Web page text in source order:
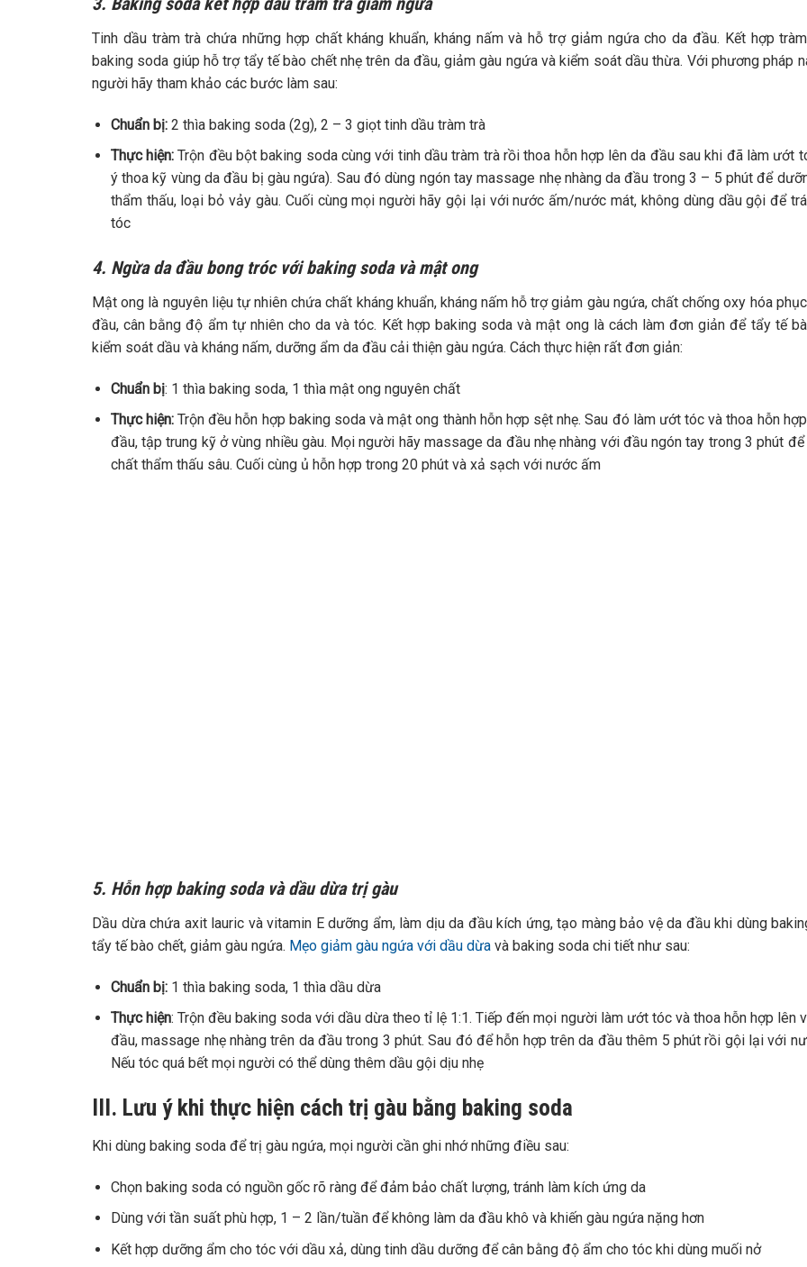
Tinh dầu tràm trà chứa những hợp chất kháng khuẩn, kháng nấm và hỗ trợ giảm ngứa cho da đầu. Kết hợp
baking soda giúp hỗ trợ tẩy tế bào chết nhẹ trên da đầu, giảm gàu ngứa và kiểm soát dầu thừa. Với phương pháp
người hãy tham khảo các bước làm sau:
Chuẩn bị: 2 thìa baking soda (2g), 2 – 3 giọt tinh dầu tràm trà
Thực hiện:Trộn đều bột baking soda cùng với tinh dầu tràm trà rồi thoa hỗn hợp lên da đầu sau khi đã làm ướt
ý thoa kỹ vùng da đầu bị gàu ngứa). Sau đó dùng ngón tay massage nhẹ nhàng da đầu trong 3 – 5 phút để
thẩm thấu, loại bỏ vảy gàu. Cuối cùng mọi người hãy gội lại với nước ấm/nước mát, không dùng dầu gội để
tóc
4. Ngừa da đầu bong tróc với baking soda và mật ong
Mật ong là nguyên liệu tự nhiên chứa chất kháng khuẩn, kháng nấm hỗ trợ giảm gàu ngứa, chất chống oxy hóa
đầu, cân bằng độ ẩm tự nhiên cho da và tóc. Kết hợp baking soda và mật ong là cách làm đơn giản để tẩy tế
kiểm soát dầu và kháng nấm, dưỡng ẩm da đầu cải thiện gàu ngứa. Cách thực hiện rất đơn giản:
Chuẩn bị: 1 thìa baking soda, 1 thìa mật ong nguyên chất
Thực hiện:Trộn đều hỗn hợp baking soda và mật ong thành hỗn hợp sệt nhẹ. Sau đó làm ướt tóc và thoa hỗn
đầu, tập trung kỹ ở vùng nhiều gàu. Mọi người hãy massage da đầu nhẹ nhàng với đầu ngón tay trong 3 phút
chất thẩm thấu sâu. Cuối cùng ủ hỗn hợp trong 20 phút và xả sạch với nước ấm
5. Hỗn hợp baking soda và dầu dừa trị gàu
Dầu dừa chứa axit lauric và vitamin E dưỡng ẩm, làm dịu da đầu kích ứng, tạo màng bảo vệ da đầu khi dùng
tẩy tế bào chết, giảm gàu ngứa. Mẹo giảm gàu ngứa với dầu dừa và baking soda chi tiết như sau:
Chuẩn bị: 1 thìa baking soda, 1 thìa dầu dừa
Thực hiện: Trộn đều baking soda với dầu dừa theo tỉ lệ 1:1. Tiếp đến mọi người làm ướt tóc và thoa hỗn hợp lên
đầu, massage nhẹ nhàng trên da đầu trong 3 phút. Sau đó để hỗn hợp trên da đầu thêm 5 phút rồi gội lại với
Nếu tóc quá bết mọi người có thể dùng thêm dầu gội dịu nhẹ
III. Lưu ý khi thực hiện cách trị gàu bằng baking soda
Khi dùng baking soda để trị gàu ngứa, mọi người cần ghi nhớ những điều sau:
Chọn baking soda có nguồn gốc rõ ràng để đảm bảo chất lượng, tránh làm kích ứng da
Dùng với tần suất phù hợp, 1 – 2 lần/tuần để không làm da đầu khô và khiến gàu ngứa nặng hơn
Kết hợp dưỡng ẩm cho tóc với dầu xả, dùng tinh dầu dưỡng để cân bằng độ ẩm cho tóc khi dùng muối nở